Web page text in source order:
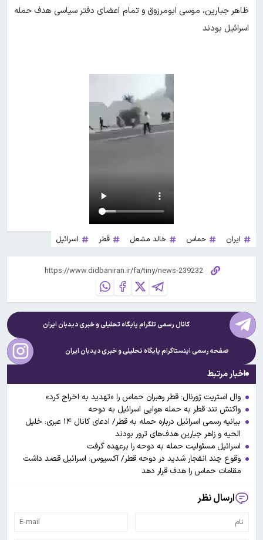
ظاهر جبارین، موسی ابومرزوق و تمام اعضای دفتر سیاسی هدف حمله
اسرائیل بودند
ایران حماس خالد مشعل قطر اسرائیل
کانال رسمی تلگرام پایگاه تحلیلی و خبریدیدبان ایران
صفحه رسمی اینستاگرام پایگاه تحلیلی و خبریدیدبان ایران
اخبار مرتبط
وال استریت ژورنال: قطر رهبران حماس را «تهدید به اخراج کرد»
واکنش تند قطر به حمله هوایی اسرائیل به دوحه
بیانیه رسمی اسرائیل درباره حمله به قطر/ ادعای کانال ۱۴ عبری: خلیل
الحیه و زاهر جبارین هدف‌های ترور بودند
اسرائیل مسئولیت حمله به دوحه را برعهده گرفت
وقوع چند انفجار شدید در دوحه قطر/ آکسیوس: اسرائیل قصد داشت
مقامات حماس را هدف قرار دهد
ارسال نظر